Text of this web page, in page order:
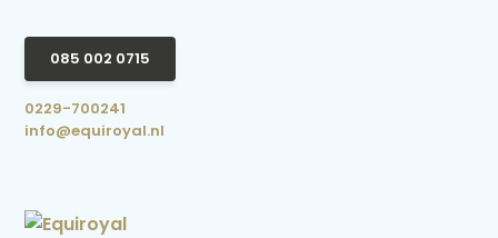
085 002 0715
0229-700241
info@equiroyal.nl